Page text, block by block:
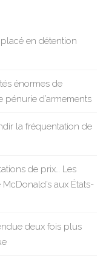
en détention
énormes de
d’armements
la fréquentation de
de prix… Les
aux États-
deux fois plus